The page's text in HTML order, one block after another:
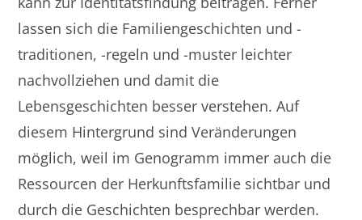
lassen sich die Familiengeschichten und -
traditionen, -regeln und -muster leichter
nachvollziehen und damit die
Lebensgeschichten besser verstehen. Auf
diesem Hintergrund sind Veränderungen
möglich, weil im Genogramm immer auch die
Ressourcen der Herkunftsfamilie sichtbar und
durch die Geschichten besprechbar werden.